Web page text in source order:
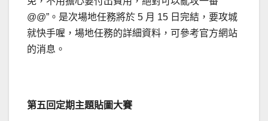
@@”。是次場地任務將於 5 月 15 日完結，要攻城
就快手喔，場地任務的詳細資料，可參考官方網站
的消息。
第五回定期主題貼圖大賽